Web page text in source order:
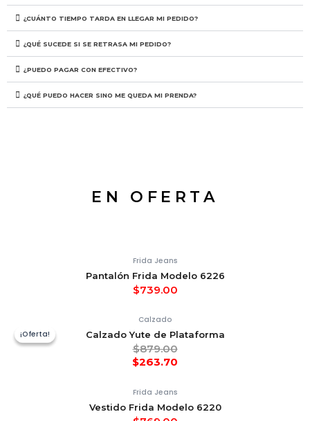
¿CUÁNTO TIEMPO TARDA EN LLEGAR MI PEDIDO?
¿QUÉ SUCEDE SI SE RETRASA MI PEDIDO?
¿PUEDO PAGAR CON EFECTIVO?
¿QUÉ PUEDO HACER SINO ME QUEDA MI PRENDA?
EN OFERTA
Frida Jeans
Pantalón Frida Modelo 6226
$739.00
¡Oferta!
¡Oferta!
Calzado
Calzado Yute de Plataforma
$879.00
$263.70
Frida Jeans
Vestido Frida Modelo 6220